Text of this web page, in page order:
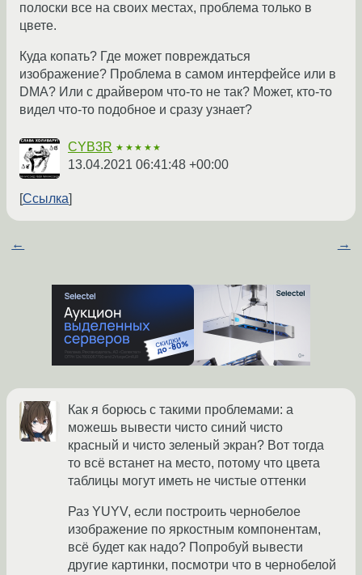
полоски все на своих местах, проблема только в
цвете.
Куда копать? Где может повреждаться
изображение? Проблема в самом интерфейсе или в
DMA? Или с драйвером что-то не так? Может, кто-то
видел что-то подобное и сразу узнает?
CYB3R ★★★★★
13.04.2021 06:41:48 +00:00
Ссылка
← →
Как я борюсь с такими проблемами: а
можешь вывести чисто синий чисто
красный и чисто зеленый экран? Вот тогда
то всё встанет на место, потому что цвета
таблицы могут иметь не чистые оттенки
Раз YUYV, если построить чернобелое
изображение по яркостным компонентам,
всё будет как надо? Попробуй вывести
другие картинки, посмотри что в чернобелой